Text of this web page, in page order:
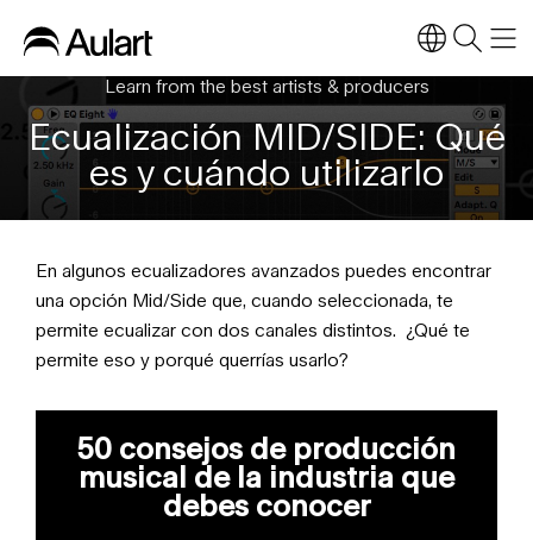
Learn from the best artists & producers
Ecualización MID/SIDE: Qué
es y cuándo utilizarlo
En algunos ecualizadores avanzados puedes encontrar
una opción Mid/Side que, cuando seleccionada, te
permite ecualizar con dos canales distintos. ¿Qué te
permite eso y porqué querrías usarlo?
50 consejos de producción
musical de la industria que
debes conocer